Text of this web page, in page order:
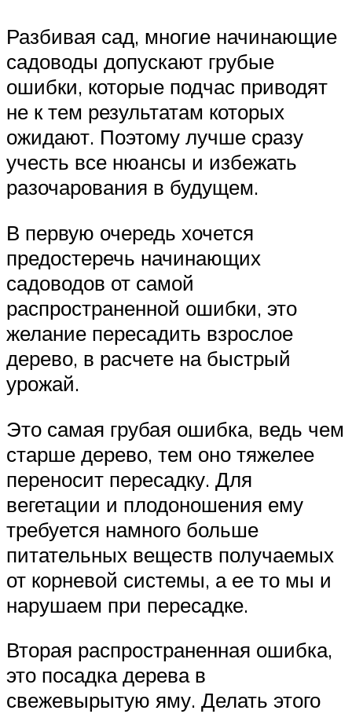
Разбивая сад, многие начинающие
садоводы допускают грубые
ошибки, которые подчас приводят
не к тем результатам которых
ожидают. Поэтому лучше сразу
учесть все нюансы и избежать
разочарования в будущем.
В первую очередь хочется
предостеречь начинающих
садоводов от самой
распространенной ошибки, это
желание пересадить взрослое
дерево, в расчете на быстрый
урожай.
Это самая грубая ошибка, ведь чем
старше дерево, тем оно тяжелее
переносит пересадку. Для
вегетации и плодоношения ему
требуется намного больше
питательных веществ получаемых
от корневой системы, а ее то мы и
нарушаем при пересадке.
Вторая распространенная ошибка,
это посадка дерева в
свежевырытую яму. Делать этого